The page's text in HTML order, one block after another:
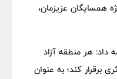
همسایگان عزیزمان،
داد: هر منطقه آزاد
برقرار کند؛ به عنوان